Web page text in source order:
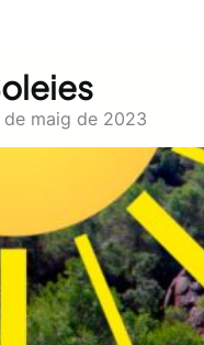
de maig de 2023